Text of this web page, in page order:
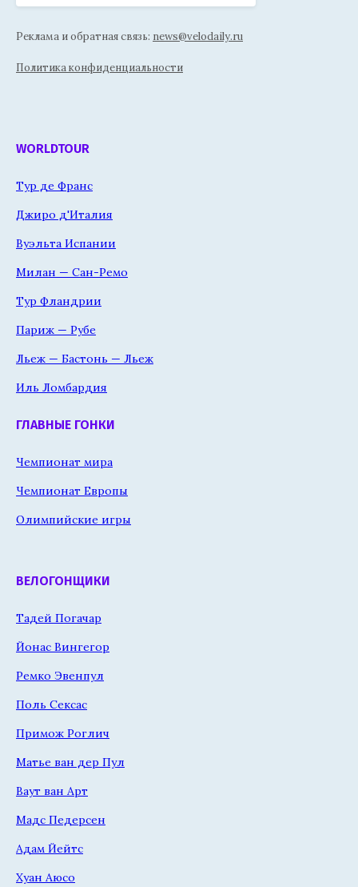
Реклама и обратная связь: news@velodaily.ru
Политика конфиденциальности
WORLDTOUR
Тур де Франс
Джиро д'Италия
Вуэльта Испании
Милан — Сан-Ремо
Тур Фландрии
Париж — Рубе
Льеж — Бастонь — Льеж
Иль Ломбардия
ГЛАВНЫЕ ГОНКИ
Чемпионат мира
Чемпионат Европы
Олимпийские игры
ВЕЛОГОНЩИКИ
Тадей Погачар
Йонас Вингегор
Ремко Эвенпул
Поль Сексас
Примож Роглич
Матье ван дер Пул
Ваут ван Арт
Мадс Педерсен
Адам Йейтс
Хуан Аюсо